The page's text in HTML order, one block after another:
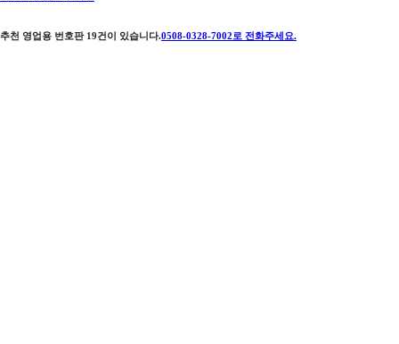
추천 영업용 번호판 19건이 있습니다.0508-0328-7002 로 전화주세요.